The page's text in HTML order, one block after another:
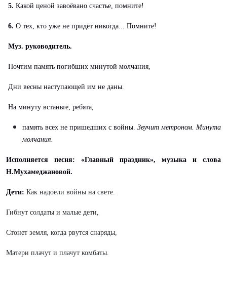
5.Какой ценой завоёвано счастье, помните!
6.О тех, кто уже не придёт никогда... Помните!
Муз. руководитель.
Почтим память погибших минутой молчания,
Дни весны наступающей им не даны.
На минуту встаньте, ребята,
память всех не пришедших с войны. Звучит метроном. Минута
молчания.
Исполняется песня: «Главный праздник», музыка и слова
Н.Мухамеджановой.
Дети: Как надоели войны на свете.
Гибнут солдаты и малые дети,
Стонет земля, когда рвутся снаряды,
Матери плачут и плачут комбаты.